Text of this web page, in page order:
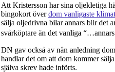
Att Kristersson har sina oljekletiga
bingokort överdom vanligaste
sälja oljedrivna bilar annars blir det
svårköptare än det vanliga
DN gav också av nån anledning
handlar det om att dom kommer
själva skrev hade införts.